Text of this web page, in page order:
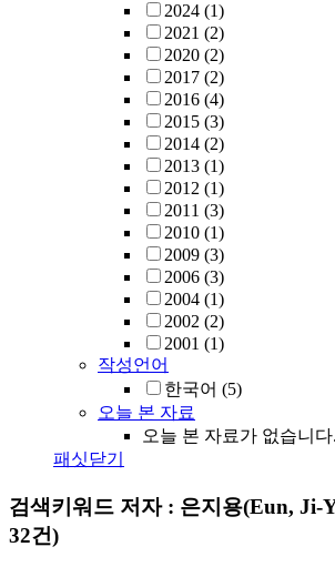
2024 (1)
2021 (2)
2020 (2)
2017 (2)
2016 (4)
2015 (3)
2014 (2)
2013 (1)
2012 (1)
2011 (3)
2010 (1)
2009 (3)
2006 (3)
2004 (1)
2002 (2)
2001 (1)
작성언어
한국어 (5)
오늘 본 자료
오늘 본 자료가 없습니다.
패싯닫기
검색키워드 저자 : 은지용(Eun, Ji-
32건)